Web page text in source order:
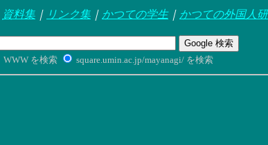
資料集 ｜ リンク集 ｜ かつての学生｜ かつての外国人
WWW を検索 square.umin.ac.jp/mayanagi/ を検索